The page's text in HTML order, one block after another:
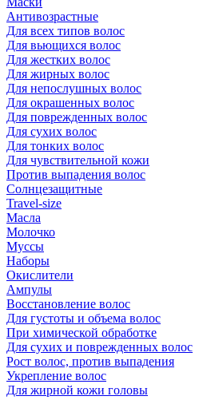
Антивозрастные
Для всех типов волос
Для вьющихся волос
Для жестких волос
Для жирных волос
Для непослушных волос
Для окрашенных волос
Для поврежденных волос
Для сухих волос
Для тонких волос
Для чувствительной кожи
Против выпадения волос
Солнцезащитные
Travel-size
Масла
Молочко
Муссы
Наборы
Окислители
Ампулы
Восстановление волос
Для густоты и объема волос
При химической обработке
Для сухих и поврежденных волос
Рост волос, против выпадения
Укрепление волос
Для жирной кожи головы